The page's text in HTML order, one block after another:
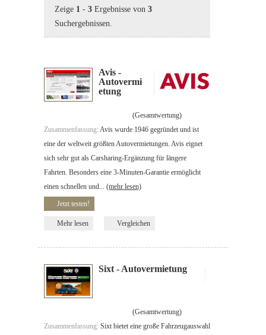
Zeige 1 - 3 Ergebnisse von 3
Suchergebnissen.
Avis -
Autovermi
etung
(Gesamtwertung)
Zusammenfassung: Avis wurde 1946 gegründet und ist
eine der weltweit größten Autovermietungen. Avis eignet
sich sehr gut als Carsharing-Ergänzung für längere
Fahrten. Besonders eine 3-Minuten-Garantie ermöglicht
einen schnellen und... (mehr lesen)
Jetzt testen!
Mehr lesen Vergleichen
Sixt - Autovermietung
(Gesamtwertung)
Zusammenfassung: Sixt bietet eine große Fahrzeugauswahl